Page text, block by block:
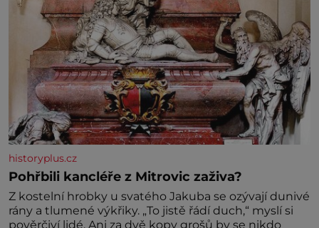
historyplus.cz
Pohřbili kancléře z Mitrovic zaživa?
Z kostelní hrobky u svatého Jakuba se ozývají dunivé
rány a tlumené výkřiky. „To jistě řádí duch,“ myslí si
pověrčiví lidé. Ani za dvě kopy grošů by se nikdo